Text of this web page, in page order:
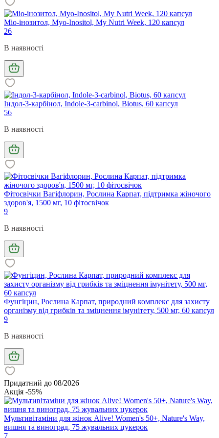
Міо-інозитол, Myo-Inositol, My Nutri Week, 120 капсул
26
В наявності
Індол-3-карбінол, Indole-3-carbinol, Biotus, 60 капсул
56
В наявності
Фітосвічки Вагіфлорин, Рослина Карпат, підтримка жіночого
здоров'я, 1500 мг, 10 фітосвічок
9
В наявності
Фунгіцин, Рослина Карпат, природний комплекс для захисту
організму від грибків та зміцнення імунітету, 500 мг, 60 капсул
9
В наявності
Придатний до 08/2026
Акція -55%
Мультивітаміни для жінок Alive! Women's 50+, Nature's Way,
вишня та виноград, 75 жувальних цукерок
7